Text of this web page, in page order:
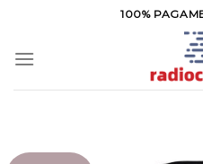
contenuti
100%